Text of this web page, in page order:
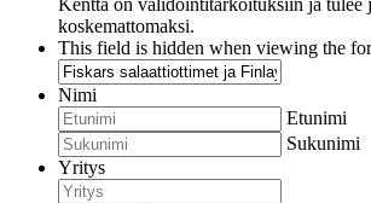
Kenttä on validointitarkoituksiin ja tulee
koskemattomaksi.
This field is hidden when viewing the
Nimi
Etunimi
Sukunimi
Yritys